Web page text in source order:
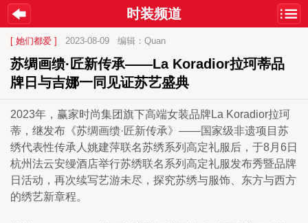
时装频道
[ 她们都爱 ] 2023-08-09 编辑：Quan
苏绸画缋·匠新传承——La Koradior拉珂蒂品
牌日与吉娜一同见证苏艺盛典
2023年，赢家时尚集团旗下高端女装品牌La Koradior拉珂
蒂，继发布《苏绸画缋·匠新传承》——国家级非遗项目苏
绣代表性传承人姚建萍联名苏绣系列高定礼服后，于8月6日
杭州法云安缦酒店举行苏绣联名系列高定礼服发布秀暨品牌
日活动，再次续写艺游未尽，探究苏绣与服饰、东方与西方
的绣艺新章程。